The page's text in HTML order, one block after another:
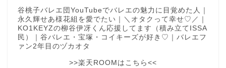
谷桃子バレエ団YouTubeでバレエの魅力に目覚めた人｜
永久輝せあ様花組を愛でたい｜＼オタクって幸せ♡／｜
KO1KEYZの柳谷伊冴くん応援してます（積み立てISSA
民）｜谷バレエ・宝塚・コイキーズが好き♡｜バレエフ
ァン2年目のヅカオタ
>>楽天ROOMはこちら<<